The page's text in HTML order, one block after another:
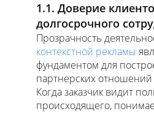
1.1. Доверие
долгосрочного
Прозрачность
контекстной рекламы
фундаментом для
партнерских отношений
Когда заказчик видит
происходящего,